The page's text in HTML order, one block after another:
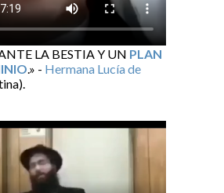
LA BESTIA Y UN PLAN
.» - Hermana Lucía de